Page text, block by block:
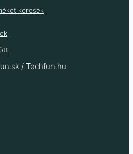
3A
szabályzó 3A
Nincs raktáron
AMS1117 5.0V / 3.3V
Több variáció raktáron
keresek
/ Techfun.hu